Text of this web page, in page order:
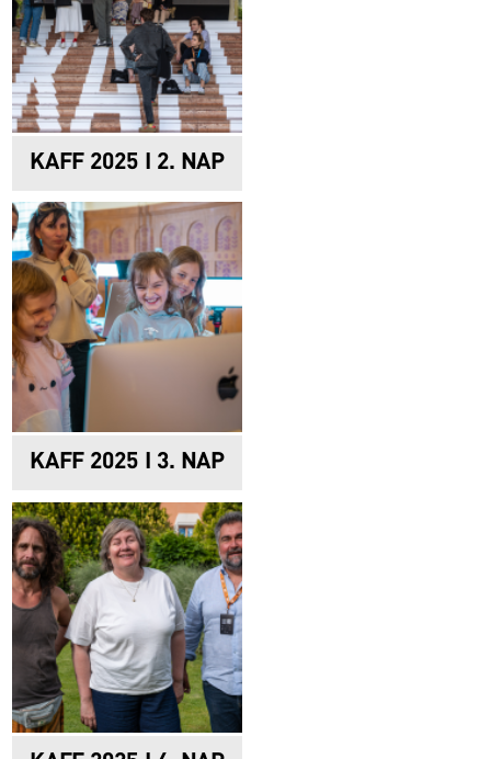
KAFF 2025 I 2. NAP
KAFF 2025 I 3. NAP